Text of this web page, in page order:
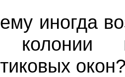
иногда
колонии